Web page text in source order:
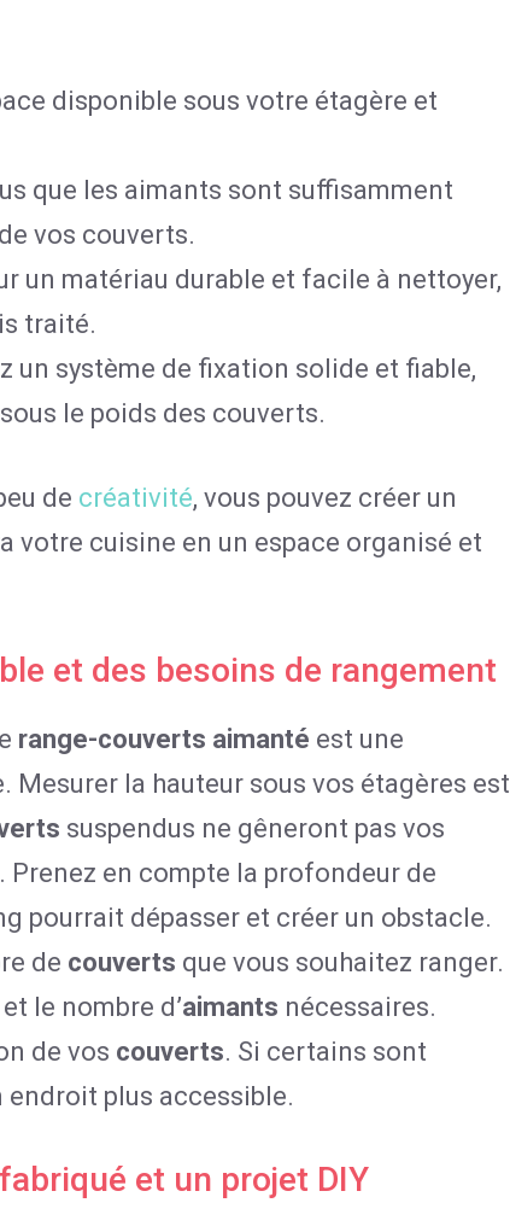
disponible sous votre étagère et
que les aimants sont suffisamment
vos couverts.
un matériau durable et facile à nettoyer,
traité.
un système de fixation solide et fiable,
le poids des couverts.
de créativité, vous pouvez créer un
votre cuisine en un espace organisé et
et des besoins de rangement
range-couverts aimanté est une
Mesurer la hauteur sous vos étagères est
suspendus ne gêneront pas vos
Prenez en compte la profondeur de
pourrait dépasser et créer un obstacle.
de couverts que vous souhaitez ranger.
et le nombre d’aimants nécessaires.
de vos couverts. Si certains sont
plus accessible.
et un projet DIY